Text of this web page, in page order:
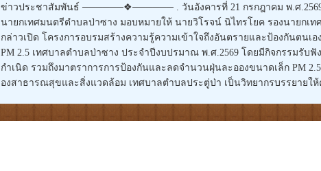
ข่าวประชาสัมพันธ์ ──────❖────── . วันอังคารที่ 21 กรกฎาคม พ.ศ
นายกเทศมนตรีตำบลป่าซาง มอบหมายให้ นายวิโรจน์ นิไทรโยค รองนายกเ
กล่าวเปิด โครงการอบรมสร้างความรู้ความเข้าใจถึงอันตรายและป้องกันตนเ
PM 2.5 เทศบาลตำบลป่าซาง ประจำปีงบปรมาณ พ.ศ.2569 โดยมีกิจกรรมรับ
กำเนิด รวมถึงมาตราการการป้องกันและลดจำนวนฝุ่นละอองขนาดเล็ก PM
องสาธารณสุขและสิ่งแวดล้อม เทศบาลตำบลประตู่ป่า เป็นวิทยากรบรรยายให้